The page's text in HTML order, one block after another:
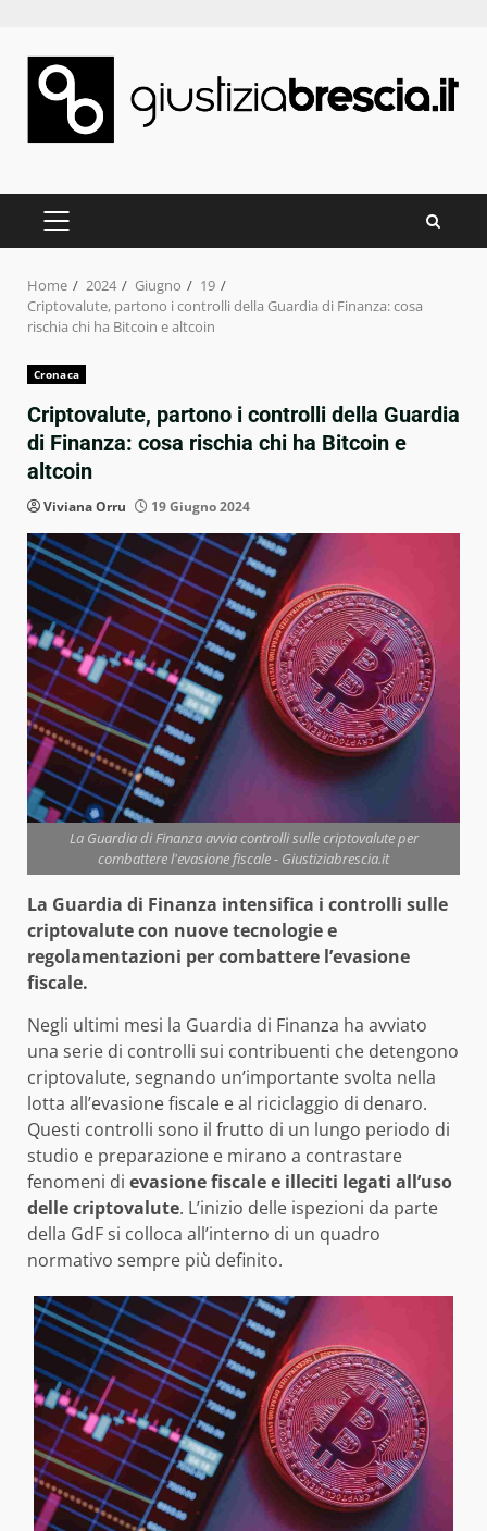
content
PRIMARY
Home 2024 Giugno
19
Criptovalute, partono i controlli della Guardia di Finanza: cosa
rischia chi ha Bitcoin e altcoin
Cronaca
Criptovalute, partono i controlli della Guardia
di Finanza: cosa rischia chi ha Bitcoin e
altcoin
Viviana Orru 19 Giugno 2024
La Guardia di Finanza avvia controlli sulle criptovalute per
combattere l'evasione fiscale - Giustiziabrescia.it
La Guardia di Finanza intensifica i controlli sulle
criptovalute con nuove tecnologie e
regolamentazioni per combattere l’evasione
fiscale.
Negli ultimi mesi la Guardia di Finanza ha avviato
una serie di controlli sui contribuenti che detengono
criptovalute, segnando un’importante svolta nella
lotta all’evasione fiscale e al riciclaggio di denaro.
Questi controlli sono il frutto di un lungo periodo di
studio e preparazione e mirano a contrastare
fenomeni di evasione fiscale e illeciti legati all’uso
delle criptovalute. L’inizio delle ispezioni da parte
della GdF si colloca all’interno di un quadro
normativo sempre più definito.